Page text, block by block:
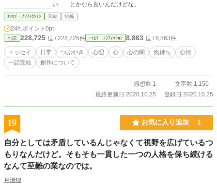
い……とかなら良いんだけどな。
ｴｯｾｲ・ﾉﾝﾌｨｸｼｮﾝ 完結 短編
24h.ポイント 0pt
小説 228,725 位 / 228,725件 ｴｯｾｲ・ﾉﾝﾌｨｸｼｮﾝ 8,863 位 / 8,863件
エッセイ 日常 つぶやき 心理 心 心の闇 気持ち
心情
一話完結
創作について
感想数 1
文字数 1,150
最終更新日 2020.10.25
登録日 2020.10.25
19 お気に入り追加 1
自分としては矛盾しているんじゃなくて視野を広げているつ
もりなんだけど。そもそも一貫した一つの人格を保ち続ける
なんて至難の業なのでは。
月澄狸